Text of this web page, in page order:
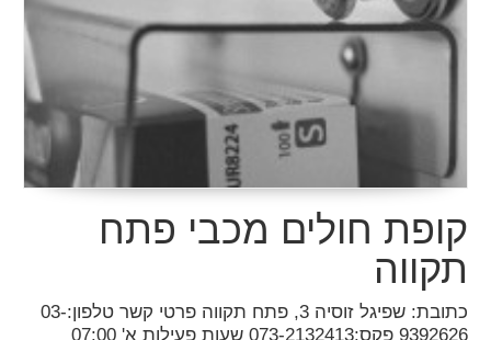
קופת חולים מכבי פתח
תקווה
כתובת: שפיגל זוסיה 3, פתח תקווה פרטי קשר טלפון:03-
9392626 פקס:073-2132413 שעות פעילות א' 07:00